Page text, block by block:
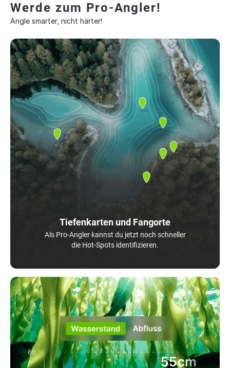
Werde zum Pro-Angler!
Angle smarter, nicht härter!
Tiefenkarten und Fangorte
Als Pro-Angler kannst du jetzt noch schneller
die Hot-Spots identifizieren.